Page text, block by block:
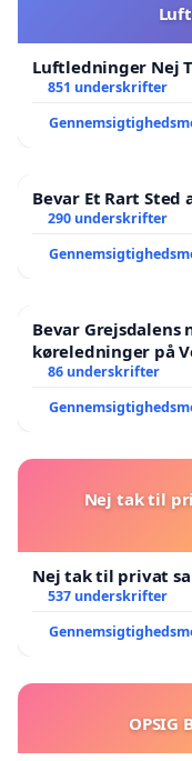
Luftledninger Nej
851 underskrifter
Bevar Et Rart
290 underskrifter
Bevar Grejsdalens
køreledninger på
86 underskrifter
Nej tak til
Nej tak til privat
537 underskrifter
OPSIG